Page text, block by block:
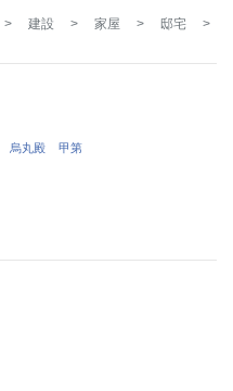
> 建設 > 家屋 > 邸宅
>
烏丸殿 甲第